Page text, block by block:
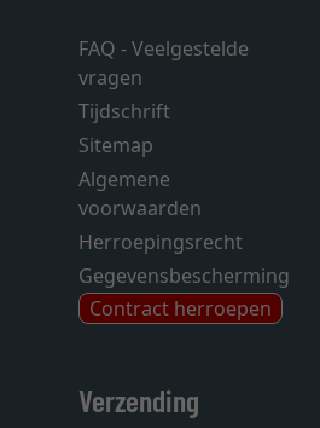
FAQ - Veelgestelde
vragen
Tijdschrift
Sitemap
Algemene
voorwaarden
Herroepingsrecht
Gegevensbescherming
Contract herroepen
Verzending